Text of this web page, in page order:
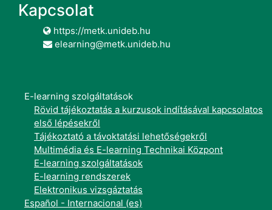
Kapcsolat
https://metk.unideb.hu
elearning@metk.unideb.hu
E-learning szolgáltatások
Rövid tájékoztatás a kurzusok indításával kapcsolatos
első lépésekről
Tájékoztató a távoktatási lehetőségekről
Multimédia és E-learning Technikai Központ
E-learning szolgáltatások
E-learning rendszerek
Elektronikus vizsgáztatás
Español - Internacional ‎(es)‎